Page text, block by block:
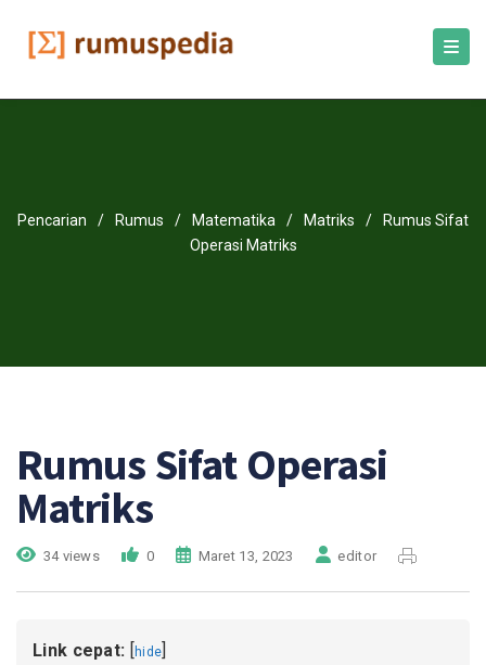
Pencarian / Rumus / Matematika / Matriks /
Rumus Sifat
Operasi Matriks
Rumus Sifat Operasi
Matriks
34 views 0 Maret 13, 2023 editor
Link cepat: [hide]